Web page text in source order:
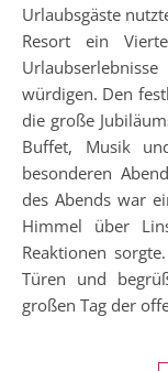
Urlaubsgäste
Resort ein
würdigen. Den
die große
Buffet, Musik
besonderen
des Abends war
Himmel über
Reaktionen
Türen und
großen Tag der